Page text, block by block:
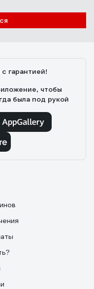
гарантией!
чтобы
была под рукой